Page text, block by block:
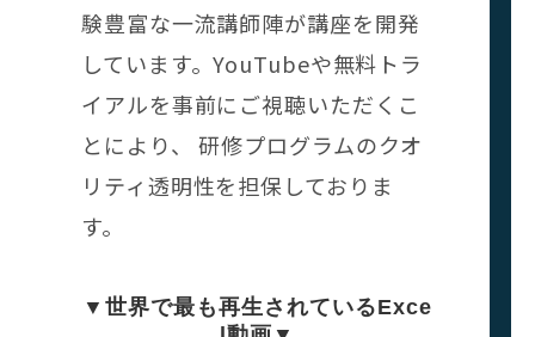
験豊富な一流講師陣が講座を開発
しています。YouTubeや無料トラ
イアルを事前にご視聴いただくこ
とにより、 研修プログラムのクオ
リティ透明性を担保しておりま
す。
▼世界で最も再生されているExce